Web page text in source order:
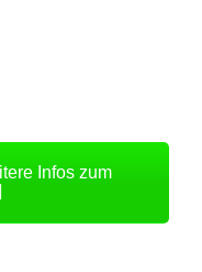
Infos zum